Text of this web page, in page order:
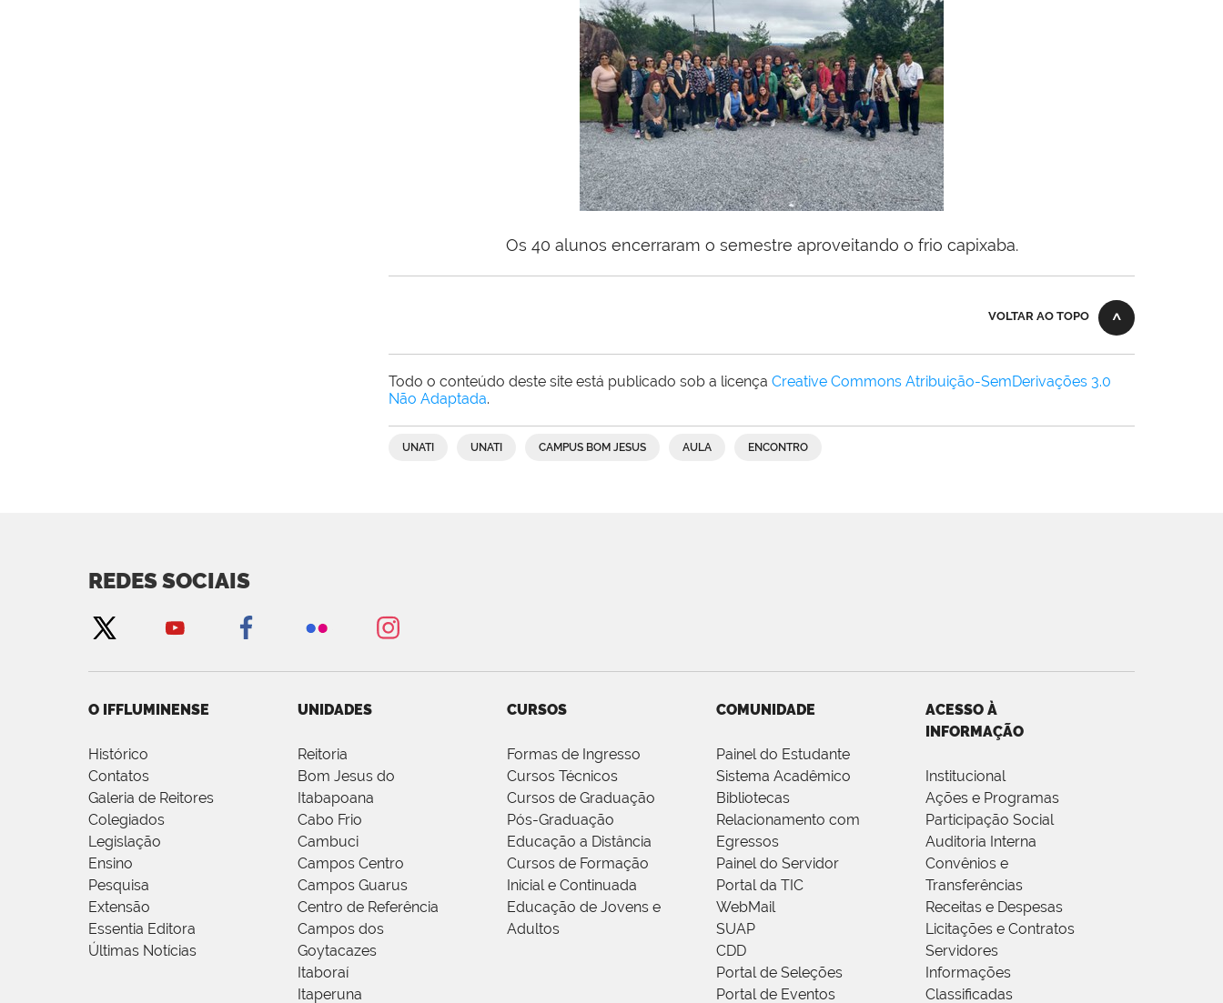
Os 40 alunos encerraram o semestre aproveitando o frio capixaba.
VOLTAR AO TOPO
Todo o conteúdo deste site está publicado sob a licença Creative Commons Atribuição-SemDerivações 3.0
Não Adaptada.
UNATI UNATI CAMPUS BOM JESUS AULA ENCONTRO
REDES SOCIAIS
O IFFLUMINENSE
Histórico
Contatos
Galeria de Reitores
Colegiados
Legislação
Ensino
Pesquisa
Extensão
Essentia Editora
Últimas Notícias
UNIDADES
Reitoria
Bom Jesus do
Itabapoana
Cabo Frio
Cambuci
Campos Centro
Campos Guarus
Centro de Referência
Campos dos
Goytacazes
Itaboraí
Itaperuna
CURSOS
Formas de Ingresso
Cursos Técnicos
Cursos de Graduação
Pós-Graduação
Educação a Distância
Cursos de Formação
Inicial e Continuada
Educação de Jovens e
Adultos
COMUNIDADE
Painel do Estudante
Sistema Acadêmico
Bibliotecas
Relacionamento com
Egressos
Painel do Servidor
Portal da TIC
WebMail
SUAP
CDD
Portal de Seleções
Portal de Eventos
ACESSO À
INFORMAÇÃO
Institucional
Ações e Programas
Participação Social
Auditoria Interna
Convênios e
Transferências
Receitas e Despesas
Licitações e Contratos
Servidores
Informações
Classificadas